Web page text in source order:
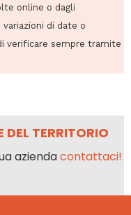
online o dagli
di date o
verificare sempre tramite
DEL TERRITORIO
aziendacontattaci!